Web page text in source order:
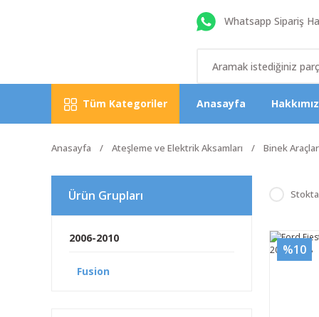
Whatsapp Sipariş
Tüm Kategoriler Anasayfa
Anasayfa Ateşleme ve Elektrik Aksamları Binek Araçlar
Ürün Grupları
2006-2010
Fusion
%10